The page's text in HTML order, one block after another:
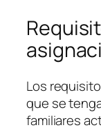
Los
que se
familiares